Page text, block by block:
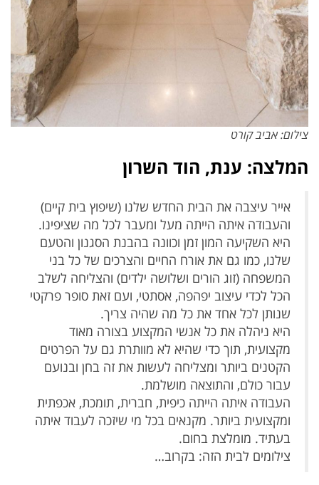
צילום: אביב קורט
המלצה: ענת, הוד השרון
אייר עיצבה את הבית החדש שלנו (שיפוץ בית קיים)
והעבודה איתה הייתה מעל ומעבר לכל מה שציפינו.
היא השקיעה המון זמן וכוונה בהבנת הסגנון והטעם
שלנו, כמו גם את אורח החיים והצרכים של כל בני
המשפחה (זוג הורים ושלושה ילדים) והצליחה לשלב
הכל לכדי עיצוב יפהפה, אסתטי, ועם זאת סופר פרקטי
שנותן לכל אחד את כל מה שהיה צריך.
היא ניהלה את כל אנשי המקצוע בצורה מאוד
מקצועית, תוך כדי שהיא לא מוותרת גם על הפרטים
הקטנים ביותר ומצליחה לעשות את זה בחן ובנועם
עבור כולם, והתוצאה מושלמת.
העבודה איתה הייתה כיפית, חברית, תומכת, אכפתית
ומקצועית ביותר. מקנאים בכל מי שיזכה לעבוד איתה
בעתיד. מומלצת בחום.
צילומים לבית הזה: בקרוב…